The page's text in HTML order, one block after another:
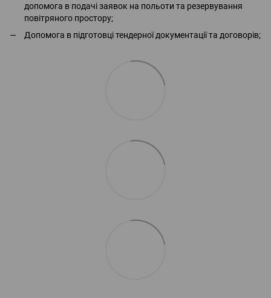
допомога в подачі заявок на польоти та резервування
повітряного простору;
Допомога в підготовці тендерної документації та договорів;